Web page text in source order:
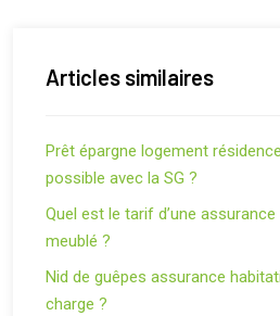
Articles similaires
Prêt épargne logement
possible avec la SG ?
Quel est le tarif d’une
meublé ?
Nid de guêpes assurance
charge ?